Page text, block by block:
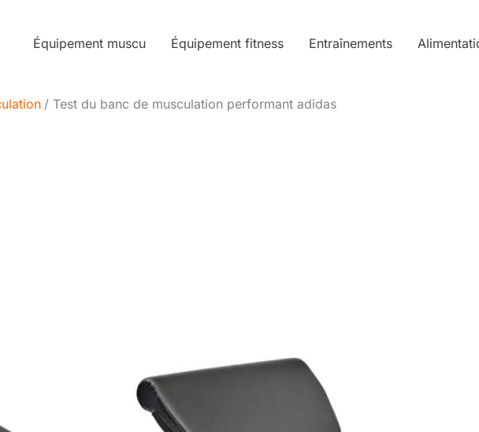
Équipement muscu Équipement fitness Entraînements
Test du banc de musculation performant adidas